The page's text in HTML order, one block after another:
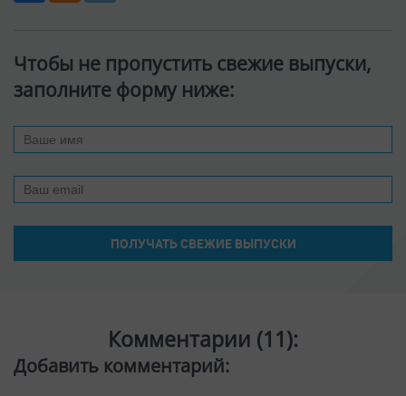
Чтобы не пропустить свежие выпуски,
заполните форму ниже:
Комментарии (11):
Добавить комментарий: